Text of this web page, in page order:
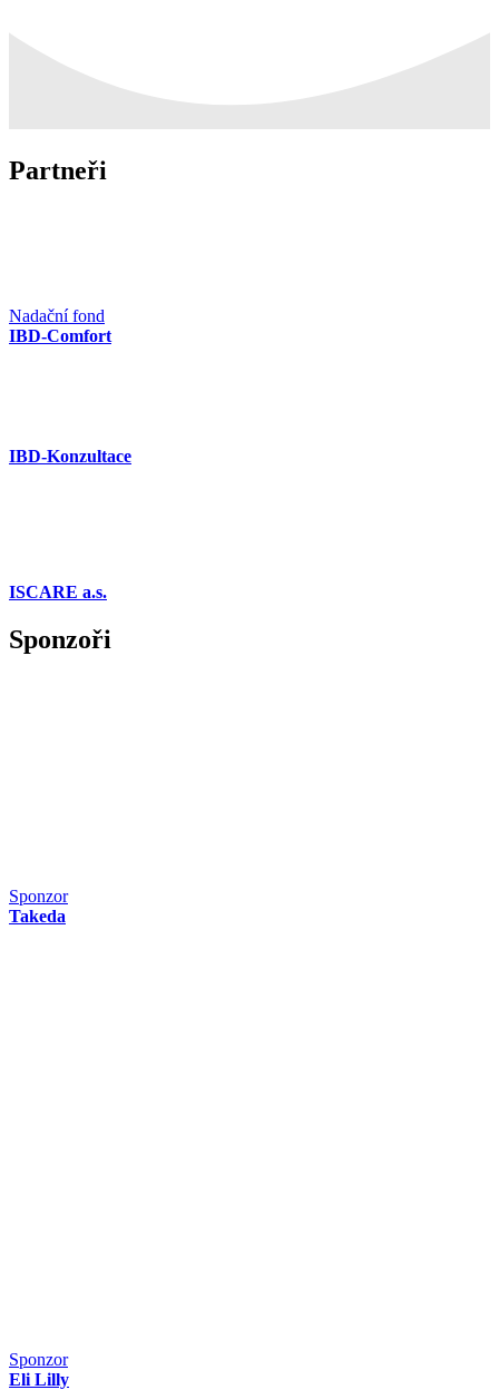
Partneři
Nadační fond
IBD-Comfort
IBD-Konzultace
ISCARE a.s.
Sponzoři
Sponzor
Takeda
Sponzor
Eli Lilly